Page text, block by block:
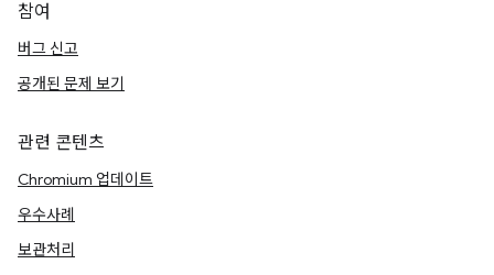
참여
버그 신고
공개된 문제 보기
관련 콘텐츠
Chromium 업데이트
우수사례
보관처리